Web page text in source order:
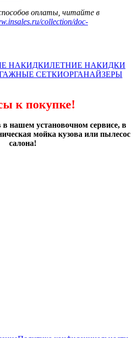
оплаты, читайте в
collection/doc-
НАКИДКИЛЕТНИЕ НАКИДКИ
СЕТКИОРГАНАЙЗЕРЫ
к покупке!
в нашем установочном сервисе, в
мойка кузова или пылесос
салона!